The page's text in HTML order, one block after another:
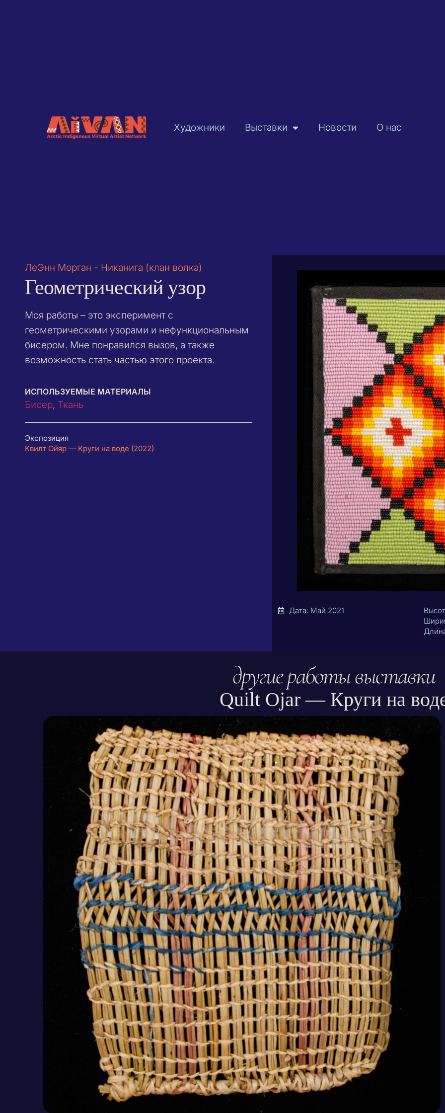
Художники Выставки Новости О нас
ЛеЭнн Морган - Никанига (клан волка)
Геометрический узор
Моя работы – это эксперимент с
геометрическими узорами и нефункциональным
бисером. Мне понравился вызов, а также
возможность стать частью этого проекта.
ИСПОЛЬЗУЕМЫЕ МАТЕРИАЛЫ
Бисер, Ткань
Экспозиция
Квилт Ойяр — Круги на воде (2022)
Дата: Май 2021
другие работы выставки
Quilt Ojar — Круги на